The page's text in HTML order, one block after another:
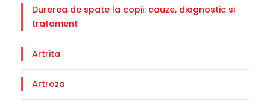
Durerea de spate la copii: cauze, diagnostic si
tratament
Artrita
Artroza